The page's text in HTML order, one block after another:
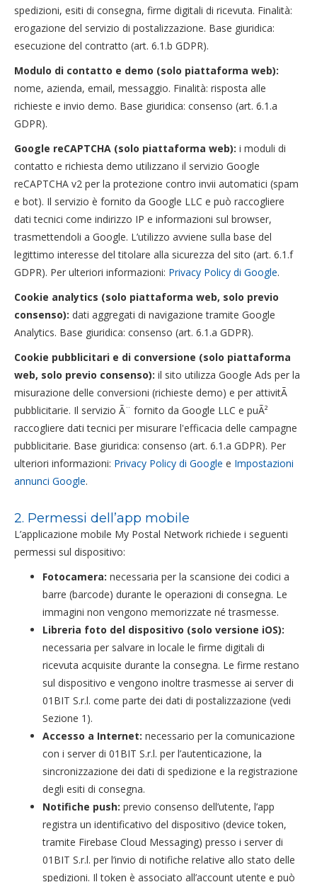
spedizioni, esiti di consegna, firme digitali di ricevuta. Finalità:
erogazione del servizio di postalizzazione. Base giuridica:
esecuzione del contratto (art. 6.1.b GDPR).
Modulo di contatto e demo (solo piattaforma web):
nome, azienda, email, messaggio. Finalità: risposta alle
richieste e invio demo. Base giuridica: consenso (art. 6.1.a
GDPR).
Google reCAPTCHA (solo piattaforma web): i moduli di
contatto e richiesta demo utilizzano il servizio Google
reCAPTCHA v2 per la protezione contro invii automatici (spam
e bot). Il servizio è fornito da Google LLC e può raccogliere
dati tecnici come indirizzo IP e informazioni sul browser,
trasmettendoli a Google. L’utilizzo avviene sulla base del
legittimo interesse del titolare alla sicurezza del sito (art. 6.1.f
GDPR). Per ulteriori informazioni: Privacy Policy di Google.
Cookie analytics (solo piattaforma web, solo previo
consenso): dati aggregati di navigazione tramite Google
Analytics. Base giuridica: consenso (art. 6.1.a GDPR).
Cookie pubblicitari e di conversione (solo piattaforma
web, solo previo consenso): il sito utilizza Google Ads per la
misurazione delle conversioni (richieste demo) e per attivitÃ
pubblicitarie. Il servizio Ã¨ fornito da Google LLC e puÃ²
raccogliere dati tecnici per misurare l'efficacia delle campagne
pubblicitarie. Base giuridica: consenso (art. 6.1.a GDPR). Per
ulteriori informazioni: Privacy Policy di Google e Impostazioni
annunci Google.
2. Permessi dell’app mobile
L’applicazione mobile My Postal Network richiede i seguenti
permessi sul dispositivo:
Fotocamera: necessaria per la scansione dei codici a
barre (barcode) durante le operazioni di consegna. Le
immagini non vengono memorizzate né trasmesse.
Libreria foto del dispositivo (solo versione iOS):
necessaria per salvare in locale le firme digitali di
ricevuta acquisite durante la consegna. Le firme restano
sul dispositivo e vengono inoltre trasmesse ai server di
01BIT S.r.l. come parte dei dati di postalizzazione (vedi
Sezione 1).
Accesso a Internet: necessario per la comunicazione
con i server di 01BIT S.r.l. per l’autenticazione, la
sincronizzazione dei dati di spedizione e la registrazione
degli esiti di consegna.
Notifiche push: previo consenso dell’utente, l’app
registra un identificativo del dispositivo (device token,
tramite Firebase Cloud Messaging) presso i server di
01BIT S.r.l. per l’invio di notifiche relative allo stato delle
spedizioni. Il token è associato all’account utente e può